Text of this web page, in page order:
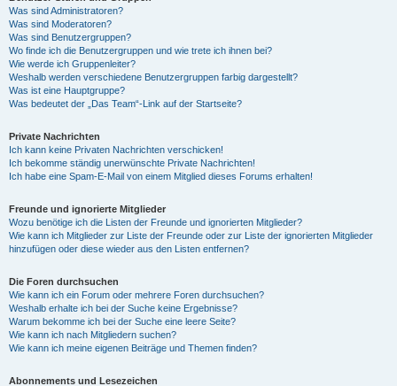
Was sind Administratoren?
Was sind Moderatoren?
Was sind Benutzergruppen?
Wo finde ich die Benutzergruppen und wie trete ich ihnen bei?
Wie werde ich Gruppenleiter?
Weshalb werden verschiedene Benutzergruppen farbig dargestellt?
Was ist eine Hauptgruppe?
Was bedeutet der „Das Team“-Link auf der Startseite?
Private Nachrichten
Ich kann keine Privaten Nachrichten verschicken!
Ich bekomme ständig unerwünschte Private Nachrichten!
Ich habe eine Spam-E-Mail von einem Mitglied dieses Forums erhalten!
Freunde und ignorierte Mitglieder
Wozu benötige ich die Listen der Freunde und ignorierten Mitglieder?
Wie kann ich Mitglieder zur Liste der Freunde oder zur Liste der ignorierten Mitglieder
hinzufügen oder diese wieder aus den Listen entfernen?
Die Foren durchsuchen
Wie kann ich ein Forum oder mehrere Foren durchsuchen?
Weshalb erhalte ich bei der Suche keine Ergebnisse?
Warum bekomme ich bei der Suche eine leere Seite?
Wie kann ich nach Mitgliedern suchen?
Wie kann ich meine eigenen Beiträge und Themen finden?
Abonnements und Lesezeichen